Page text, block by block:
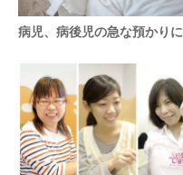
病児、病後児の急な預かりに